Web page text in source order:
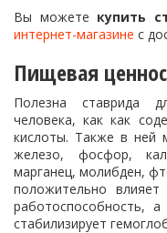
Вы можете купить
интернет-магазине с
Пищевая
Полезна ставрида
человека, как как
кислоты. Также в ней
железо, фосфор,
марганец, молибден,
положительно
работоспособность,
стабилизирует